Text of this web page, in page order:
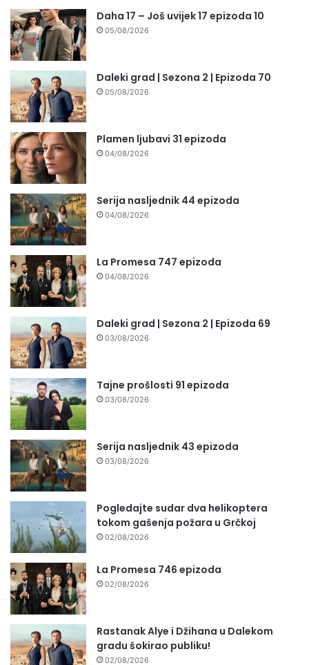
Daha 17 – Još uvijek 17 epizoda 10
05/08/2026
Daleki grad | Sezona 2 | Epizoda 70
05/08/2026
Plamen ljubavi 31 epizoda
04/08/2026
Serija nasljednik 44 epizoda
04/08/2026
La Promesa 747 epizoda
04/08/2026
Daleki grad | Sezona 2 | Epizoda 69
03/08/2026
Tajne prošlosti 91 epizoda
03/08/2026
Serija nasljednik 43 epizoda
03/08/2026
Pogledajte sudar dva helikoptera
tokom gašenja požara u Grčkoj
02/08/2026
La Promesa 746 epizoda
02/08/2026
Rastanak Alye i Džihana u Dalekom
gradu šokirao publiku!
02/08/2026